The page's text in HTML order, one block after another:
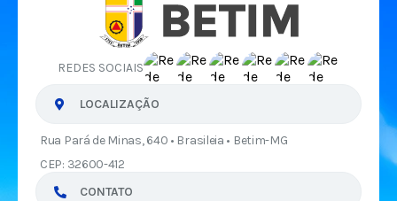
REDES SOCIAIS
LOCALIZAÇÃO
Rua Pará de Minas, 640 • Brasileia • Betim-MG
CEP: 32600-412
CONTATO